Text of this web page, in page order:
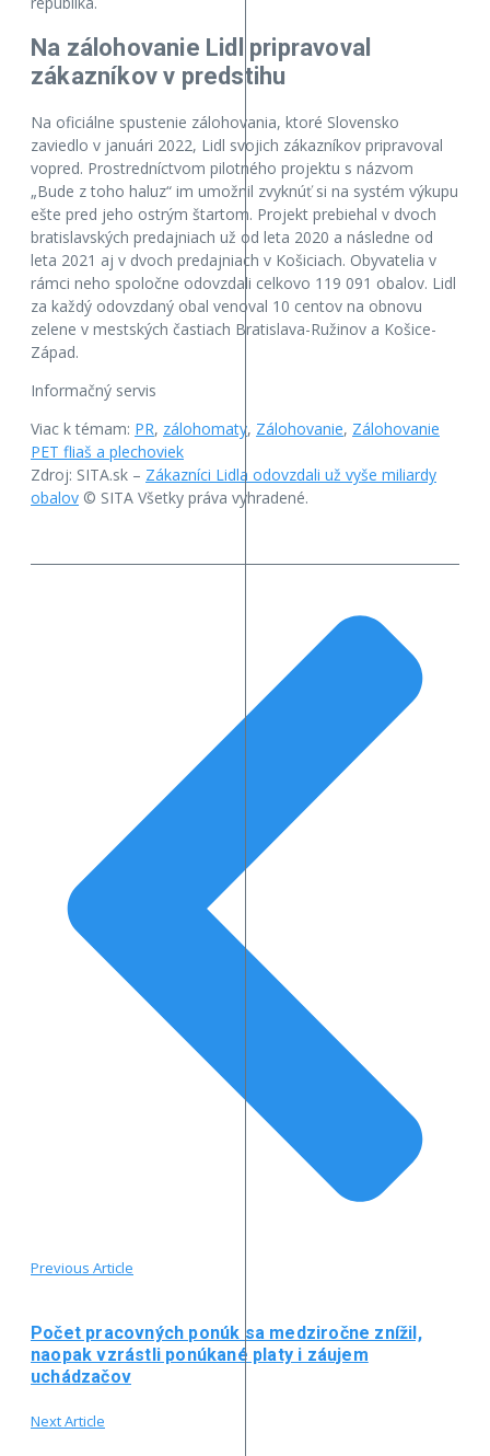
Na zálohovanie Lidl pripravoval
zákazníkov v predstihu
Na oficiálne spustenie zálohovania, ktoré Slovensko
zaviedlo v januári 2022, Lidl svojich zákazníkov pripravoval
vopred. Prostredníctvom pilotného projektu s názvom
„Bude z toho haluz“ im umožnil zvyknúť si na systém výkupu
ešte pred jeho ostrým štartom. Projekt prebiehal v dvoch
bratislavských predajniach už od leta 2020 a následne od
leta 2021 aj v dvoch predajniach v Košiciach. Obyvatelia v
rámci neho spoločne odovzdali celkovo 119 091 obalov. Lidl
za každý odovzdaný obal venoval 10 centov na obnovu
zelene v mestských častiach Bratislava-Ružinov a Košice-
Západ.
Informačný servis
Viac k témam: PR, zálohomaty, Zálohovanie, Zálohovanie
PET fliaš a plechoviek
Zdroj: SITA.sk – Zákazníci Lidla odovzdali už vyše miliardy
obalov © SITA Všetky práva vyhradené.
Previous Article
Počet pracovných ponúk sa medziročne znížil,
naopak vzrástli ponúkané platy i záujem
uchádzačov
Next Article